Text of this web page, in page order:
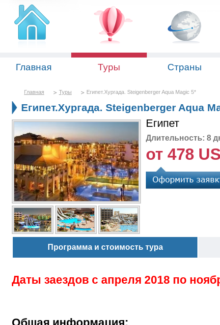
Главная Туры Страны
Главная Туры Египет.Хургада. Steigenberger Aqua Magic 5*
Египет.Хургада. Steigenberger Aqua
Египет
Длительность: 8
от 478
Программа и стоимость тура
Даты заездов с апреля 2018 по
Общая информация: